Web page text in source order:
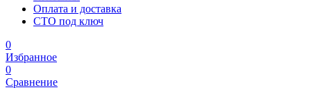
Оплата и доставка
СТО под ключ
0
Избранное
0
Сравнение